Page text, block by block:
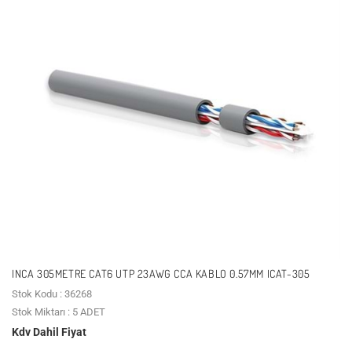
INCA 305METRE CAT6 UTP 23AWG CCA KABLO 0.57MM ICAT-305
Stok Kodu : 36268
Stok Miktarı : 5 ADET
Kdv Dahil Fiyat